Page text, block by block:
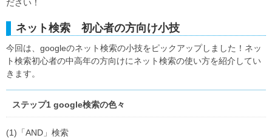
ださい！
ネット検索 初心者の方向け小技
今回は、googleのネット検索の小技をピックアップしました！ネッ
ト検索初心者の中高年の方向けにネット検索の使い方を紹介してい
きます。
ステップ1 google検索の色々
(1)「AND」検索